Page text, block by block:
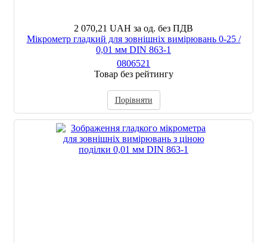
2 070,21 UAH за од. без ПДВ
Мікрометр гладкий для зовнішніх вимірювань 0-25 /
0,01 мм DIN 863-1
0806521
Товар без рейтингу
Порівняти